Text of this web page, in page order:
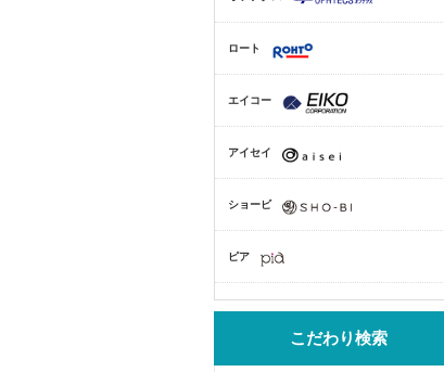
ロート
エイコー
アイセイ
ショービ
ピア
こだわり検索